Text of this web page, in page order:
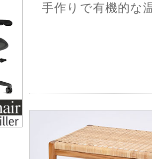
手作りで有機的な